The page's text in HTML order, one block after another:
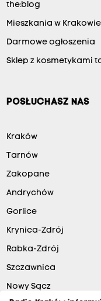
the:blog
Mieszkania w Krakowie
Darmowe ogłoszenia
Sklep z kosmetykami
POSŁUCHASZ NAS
Kraków
Tarnów
Zakopane
Andrychów
Gorlice
Krynica-Zdrój
Rabka-Zdrój
Szczawnica
Nowy Sącz